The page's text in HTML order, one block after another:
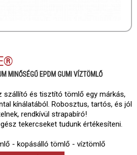
MINŐSÉGŰ EPDM GUMI VÍZTÖMLŐ
szállító és tisztító tömlő egy márkás,
kínálatából. Robosztus, tartós, és jól
rendkívül strapabíró!
tekercseket tudunk értékesíteni.
- kopásálló tömlő - víztömlő